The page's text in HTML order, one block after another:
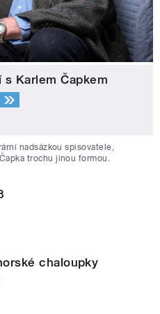
s Karlem Čapkem
nadsázkou spisovatele,
trochu jinou formou.
chaloupky